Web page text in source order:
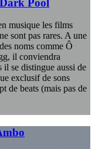
musique les films
sont pas rares. A une
noms comme Ô
il conviendra
se distingue aussi de
exclusif de sons
de beats (mais pas de